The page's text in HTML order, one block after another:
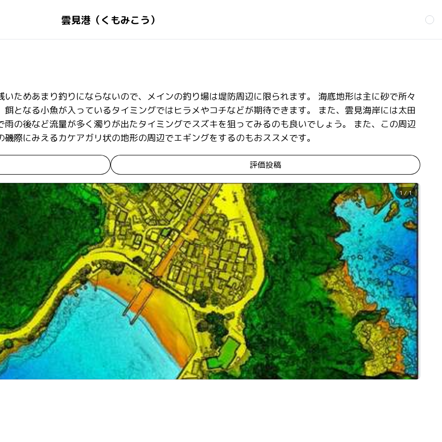
雲見港（くもみこう）
ためあまり釣りにならないので、メインの釣り場は堤防周辺に限られます。 海底地形は主に砂で所々
となる小魚が入っているタイミングではヒラメやコチなどが期待できます。 また、雲見海岸には太田
の後など流量が多く濁りが出たタイミングでスズキを狙ってみるのも良いでしょう。 また、この周辺
際にみえるカケアガリ状の地形の周辺でエギングをするのもおススメです。
評価投稿
1 / 1